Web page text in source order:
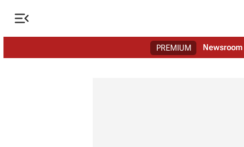

PREMIUM Newsroom